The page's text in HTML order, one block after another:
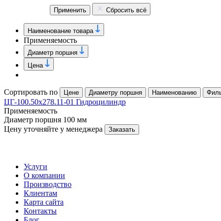
Применить Сбросить всё
Наименование товара
Применяемость
Диаметр поршня
Цена
Сортировать по Цене Диаметру поршня Наименованию
ЦГ-100.50х278.11-01 Гидроцилиндр
Применяемость
Диаметр поршня 100 мм
Цену уточняйте у менеджера
Заказать
Услуги
О компании
Производство
Клиентам
Карта сайта
Контакты